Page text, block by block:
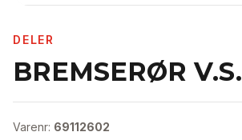
DELER
BREMSERØR V.S.
Varenr: 69112602